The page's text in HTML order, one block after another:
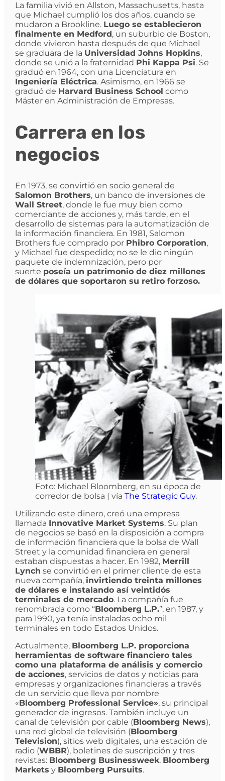
La familia vivió en Allston, Massachusetts, hasta
que Michael cumplió los dos años, cuando se
mudaron a Brookline. Luego se establecieron
finalmente en Medford , un suburbio de Boston,
donde vivieron hasta después de que Michael
se graduara de la Universidad Johns Hopkins,
donde se unió a la fraternidad Phi Kappa Psi. Se
graduó en 1964, con una Licenciatura en
Ingeniería Eléctrica. Asimismo, en 1966 se
graduó de Harvard Business School como
Máster en Administración de Empresas.
Carrera en los
negocios
En 1973, se convirtió en socio general de
Salomon Brothers, un banco de inversiones de
Wall Street, donde le fue muy bien como
comerciante de acciones y, más tarde, en el
desarrollo de sistemas para la automatización de
la información financiera. En 1981, Salomon
Brothers fue comprado por Phibro Corporation,
y Michael fue despedido; no se le dio ningún
paquete de indemnización, pero por
suerte poseía un patrimonio de diez millones
de dólares que soportaron su retiro forzoso.
Foto: Michael Bloomberg, en su época de
corredor de bolsa | vía The Strategic Guy.
Utilizando este dinero, creó una empresa
llamada Innovative Market Systems. Su plan
de negocios se basó en la disposición a compra
de información financiera que la bolsa de Wall
Street y la comunidad financiera en general
estaban dispuestas a hacer. En 1982, Merrill
Lynch se convirtió en el primer cliente de esta
nueva compañía, invirtiendo treinta millones
de dólares e instalando así veintidós
terminales de mercado. La compañía fue
renombrada como “Bloomberg L.P.”, en 1987, y
para 1990, ya tenía instaladas ocho mil
terminales en todo Estados Unidos.
Actualmente, Bloomberg L.P. proporciona
herramientas de software financiero tales
como una plataforma de análisis y comercio
de acciones, servicios de datos y noticias para
empresas y organizaciones financieras a través
de un servicio que lleva por nombre
«Bloomberg Professional Service», su principal
generador de ingresos. También incluye un
canal de televisión por cable (Bloomberg News),
una red global de televisión (Bloomberg
Television), sitios web digitales, una estación de
radio (WBBR), boletines de suscripción y tres
revistas: Bloomberg Businessweek, Bloomberg
Markets y Bloomberg Pursuits.